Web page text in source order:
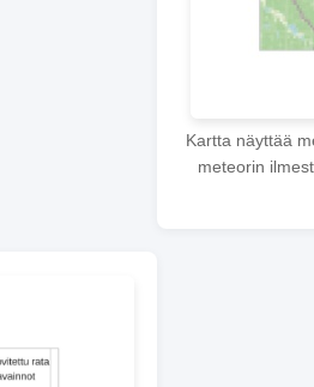
Kartta näyttää
meteorin